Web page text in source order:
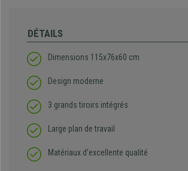
DÉTAILS
Dimensions 115x76x60 cm
Design moderne
3 grands tiroirs intégrés
Large plan de travail
Matériaux d’excellente qualité